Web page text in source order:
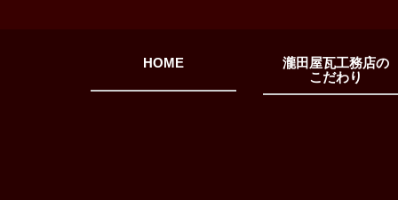
HOME
瀧田屋瓦工務店の
こだわり